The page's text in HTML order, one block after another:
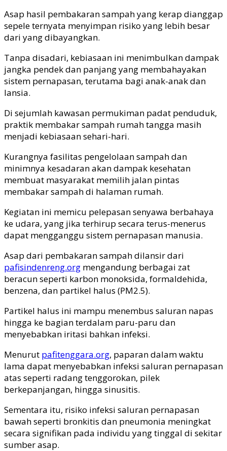
Asap hasil pembakaran sampah yang kerap dianggap
sepele ternyata menyimpan risiko yang lebih besar
dari yang dibayangkan.
Tanpa disadari, kebiasaan ini menimbulkan dampak
jangka pendek dan panjang yang membahayakan
sistem pernapasan, terutama bagi anak-anak dan
lansia.
Di sejumlah kawasan permukiman padat penduduk,
praktik membakar sampah rumah tangga masih
menjadi kebiasaan sehari-hari.
Kurangnya fasilitas pengelolaan sampah dan
minimnya kesadaran akan dampak kesehatan
membuat masyarakat memilih jalan pintas
membakar sampah di halaman rumah.
Kegiatan ini memicu pelepasan senyawa berbahaya
ke udara, yang jika terhirup secara terus-menerus
dapat mengganggu sistem pernapasan manusia.
Asap dari pembakaran sampah dilansir dari
pafisindenreng.org mengandung berbagai zat
beracun seperti karbon monoksida, formaldehida,
benzena, dan partikel halus (PM2.5).
Partikel halus ini mampu menembus saluran napas
hingga ke bagian terdalam paru-paru dan
menyebabkan iritasi bahkan infeksi.
Menurut pafitenggara.org, paparan dalam waktu
lama dapat menyebabkan infeksi saluran pernapasan
atas seperti radang tenggorokan, pilek
berkepanjangan, hingga sinusitis.
Sementara itu, risiko infeksi saluran pernapasan
bawah seperti bronkitis dan pneumonia meningkat
secara signifikan pada individu yang tinggal di sekitar
sumber asap.